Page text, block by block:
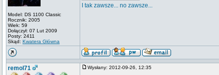
Model: DS 1100 Classic
Rocznik: 2005
Wiek: 59
Dołączył: 07 Lut 2009
Posty: 2411
Skąd: Kwatera Główna
I tak zawsze... no zawsze...
remol71 Wysłany: 2012-09-26, 12:35